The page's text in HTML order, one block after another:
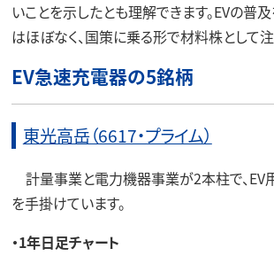
いことを示したとも理解できます。EVの普
はほぼなく、国策に乗る形で材料株として注
EV急速充電器の5銘柄
東光高岳（6617・プライム）
計量事業と電力機器事業が2本柱で、EV
を手掛けています。
・1年日足チャート